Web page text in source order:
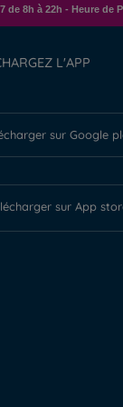
de 8h à 22h - Heure de
L'APP
sur Google
sur App